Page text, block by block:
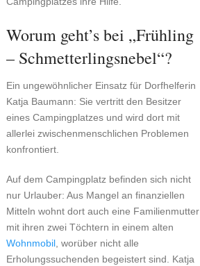
Worum geht’s bei „Frühling
– Schmetterlingsnebel“?
Ein ungewöhnlicher Einsatz für Dorfhelferin
Katja Baumann: Sie vertritt den Besitzer
eines Campingplatzes und wird dort mit
allerlei zwischenmenschlichen Problemen
konfrontiert.
Auf dem Campingplatz befinden sich nicht
nur Urlauber: Aus Mangel an finanziellen
Mitteln wohnt dort auch eine Familienmutter
mit ihren zwei Töchtern in einem alten
Wohnmobil, worüber nicht alle
Erholungssuchenden begeistert sind. Katja